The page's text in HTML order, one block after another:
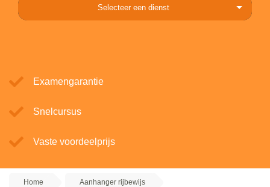
Selecteer een dienst
Examengarantie
Snelcursus
Vaste voordeelprijs
Home Aanhanger rijbewijs